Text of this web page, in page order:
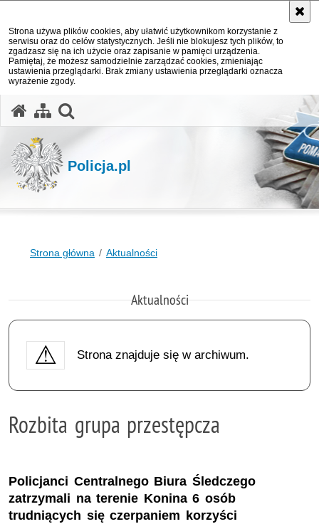
Strona używa plików cookies, aby ułatwić użytkownikom korzystanie z
serwisu oraz do celów statystycznych. Jeśli nie blokujesz tych plików, to
zgadzasz się na ich użycie oraz zapisanie w pamięci urządzenia.
Pamiętaj, że możesz samodzielnie zarządzać cookies, zmieniając
ustawienia przeglądarki. Brak zmiany ustawienia przeglądarki oznacza
wyrażenie zgody.
Policja.pl
Strona główna Aktualności
Aktualności
Strona znajduje się w archiwum.
Rozbita grupa przestępcza
Policjanci Centralnego Biura Śledczego
zatrzymali na terenie Konina 6 osób
trudniących się czerpaniem korzyści